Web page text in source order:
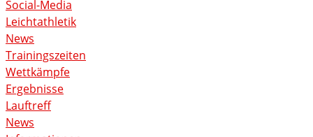
Social-Media
Leichtathletik
News
Trainingszeiten
Wettkämpfe
Ergebnisse
Lauftreff
News